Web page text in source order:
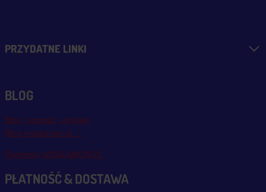
PRZYDATNE LINKI
BLOG
Blog, nowości, artykuły
Blog msalamon.pl →
Partnerzy MSALAMON.PL
PŁATNOŚĆ & DOSTAWA